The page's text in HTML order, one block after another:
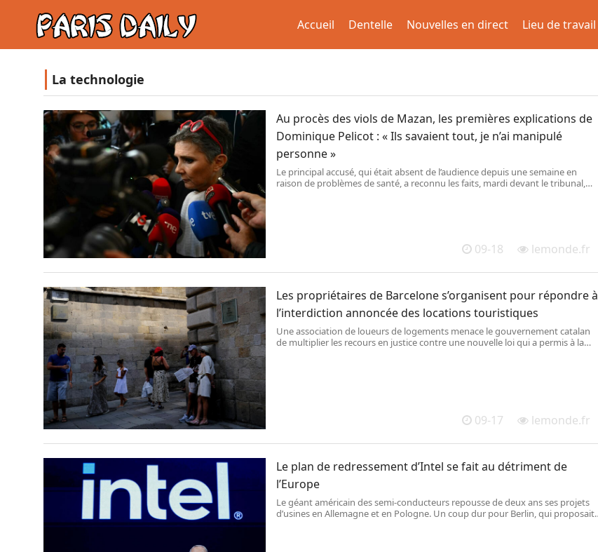
Accueil Dentelle Nouvelles en direct Lieu de travail
La technologie
Au procès des viols de Mazan, les premières explications de
Dominique Pelicot : « Ils savaient tout, je n’ai manipulé
personne »
Le principal accusé, qui était absent de l’audience depuis une semaine en
raison de problèmes de santé, a reconnu les faits, mardi devant le tribunal,
09-18 lemonde.fr
Les propriétaires de Barcelone s’organisent pour répondre à
l’interdiction annoncée des locations touristiques
Une association de loueurs de logements menace le gouvernement catalan
de multiplier les recours en justice contre une nouvelle loi qui a permis à la
09-17 lemonde.fr
Le plan de redressement d’Intel se fait au détriment de
l’Europe
Le géant américain des semi-conducteurs repousse de deux ans ses projets
d’usines en Allemagne et en Pologne. Un coup dur pour Berlin, qui proposait